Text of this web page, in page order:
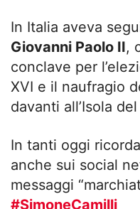
In Italia aveva
Giovanni Paolo II,
conclave per
XVI e il naufragio
davanti all’Isola
In tanti oggi
anche sui social
messaggi
#SimoneCamilli